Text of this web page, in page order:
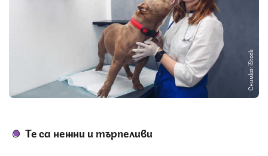
Снимка: iStock
Те са нежни и търпеливи